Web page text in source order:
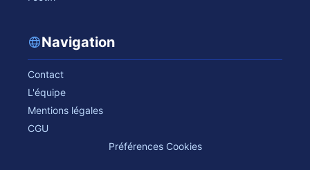
Navigation
Contact
L'équipe
Mentions légales
CGU
Préférences Cookies